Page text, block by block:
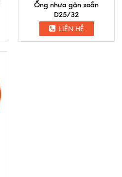
Ống nhựa gân xoắn
D25/32
LIÊN HỆ